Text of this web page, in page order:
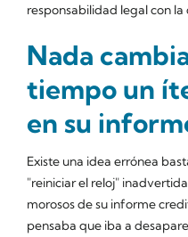
responsabilidad legal con
Nada
tiempo un
en su
Existe una idea errónea
"reiniciar el reloj"
morosos de su informe
pensaba que iba a